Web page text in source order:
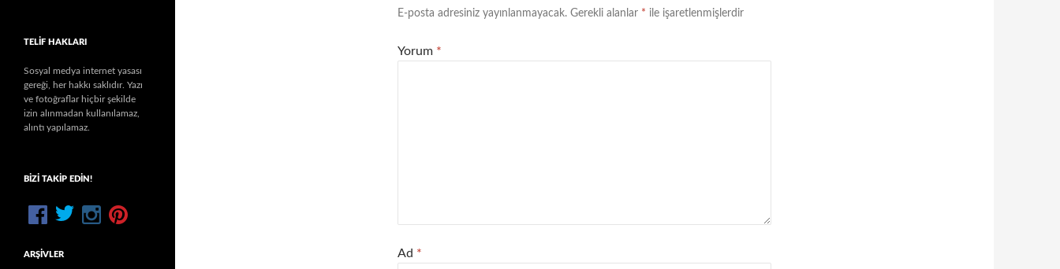
E-posta adresiniz yayınlanmayacak. Gerekli alanlar * ile işaretlenmişlerdir
Yorum *
Ad *
TELIF HAKLARI
Sosyal medya internet yasası
gereği, her hakkı saklıdır. Yazı
ve fotoğraflar hiçbir şekilde
izin alınmadan kullanılamaz,
alıntı yapılamaz.
BIZI TAKIP EDIN!
ARŞIVLER